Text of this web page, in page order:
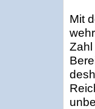
Mit